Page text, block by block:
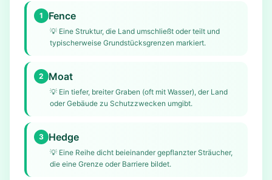
1 Fence
💡 Eine Struktur, die Land umschließt oder teilt und
typischerweise Grundstücksgrenzen markiert.
2 Moat
💡 Ein tiefer, breiter Graben (oft mit Wasser), der Land
oder Gebäude zu Schutzzwecken umgibt.
3 Hedge
💡 Eine Reihe dicht beieinander gepflanzter Sträucher,
die eine Grenze oder Barriere bildet.